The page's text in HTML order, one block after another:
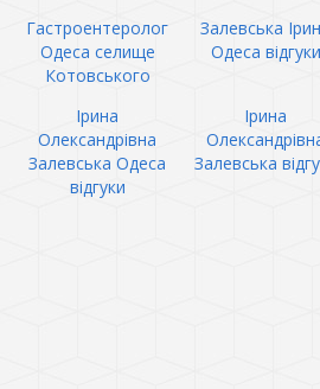
Гастроентеролог
Одеса селище
Котовського
Залевська
Одеса відгуки
Ірина
Олександрівна
Залевська Одеса
відгуки
Ірина
Залевська